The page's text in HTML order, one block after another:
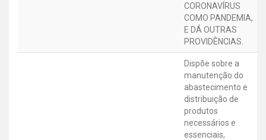
CORONAVÍRUS
COMO PANDEMIA,
E DÁ OUTRAS
PROVIDÊNCIAS.
Dispõe sobre a
manutenção do
abastecimento e
distribuição de
produtos
necessários e
essenciais,